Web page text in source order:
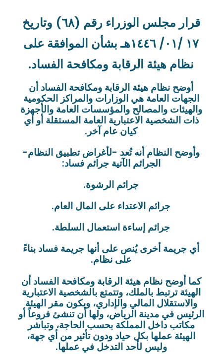
قرار مجلس الوزراء رقم (٦٨) وتاريخ
١٧ /٠١/ ١٤٤٦هـ بشأن الموافقة على
نظام هيئة الرقابة ومكافحة الفساد.
أوضح نظام هيئة الرقابة ومكافحة الفساد أن
الجهات العامة هي الوزارات والمراكز الحكومية
والهيئات والمصالح والمؤسسات العامة والأجهزة
ذات الشخصية الاعتبارية العامة المستقلة أو أي
كيان عام آخر.
وأوضح النظام أنه تُعد -لأغراض تطبيق النظام-
الجرائم الآتية جرائم فساد:
جرائم الرشوة.
جرائم الاعتداء على المال العام.
جرائم إساءة استعمال السلطة.
أي جريمة أخرى يُنص على أنها جريمة فساد بناءً
على نظام.
كما أوضح نظام هيئة الرقابة ومكافحة الفساد أن
الهيئة ترتبط بالملك، وتتمتع بالشخصية الاعتبارية
والاستقلال المالي والإداري، ويكون مقر الهيئة
الرئيس في مدينة الرياض، ولها أن تنشئ فروعاً أو
مكاتب داخل المملكة بحسب الحاجة، وتباشر
الهيئة عملها بكل حياد ودون تأثير من أي جهة،
وليس لأحد التدخل في عملها.